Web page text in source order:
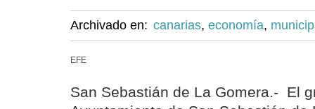
Archivado en: canarias, economía,
EFE
San Sebastián de La Gomera.- El